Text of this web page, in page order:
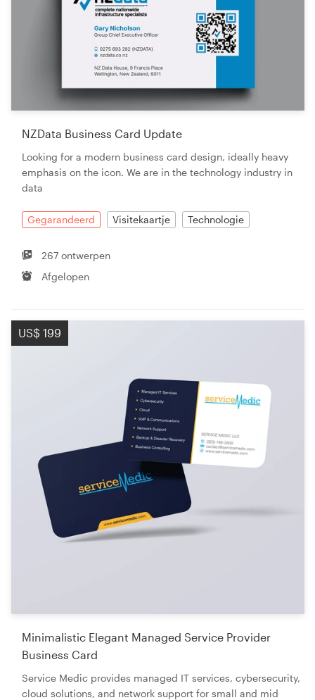
NZData Business Card Update
Looking for a modern business card design, ideally heavy
emphasis on the icon. We are in the technology industry in
data
Gegarandeerd Visitekaartje Technologie
267 ontwerpen
Afgelopen
US$ 199
Minimalistic Elegant Managed Service Provider
Business Card
Service Medic provides managed IT services, cybersecurity,
cloud solutions, and network support for small and mid